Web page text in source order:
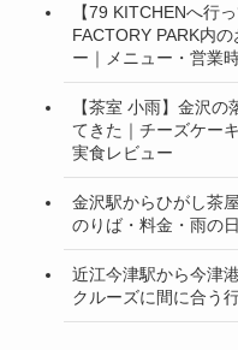
【79 KITCHENへ行
FACTORY PARK内
ー｜メニュー・営業
【茶室 小雨】金沢
てきた｜チーズケー
実食レビュー
金沢駅からひがし茶
のりば・料金・雨の
近江今津駅から今津
クルーズに間に合う